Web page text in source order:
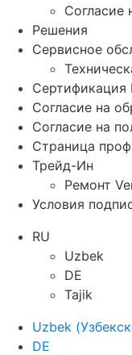
Согласие
Решения
Сервисное
Сертификация
Согласие на
Согласие на
Страница
Трейд-Ин
Ремонт
Условия
RU
Uzbek
DE
Tajik
Uzbek (
DE